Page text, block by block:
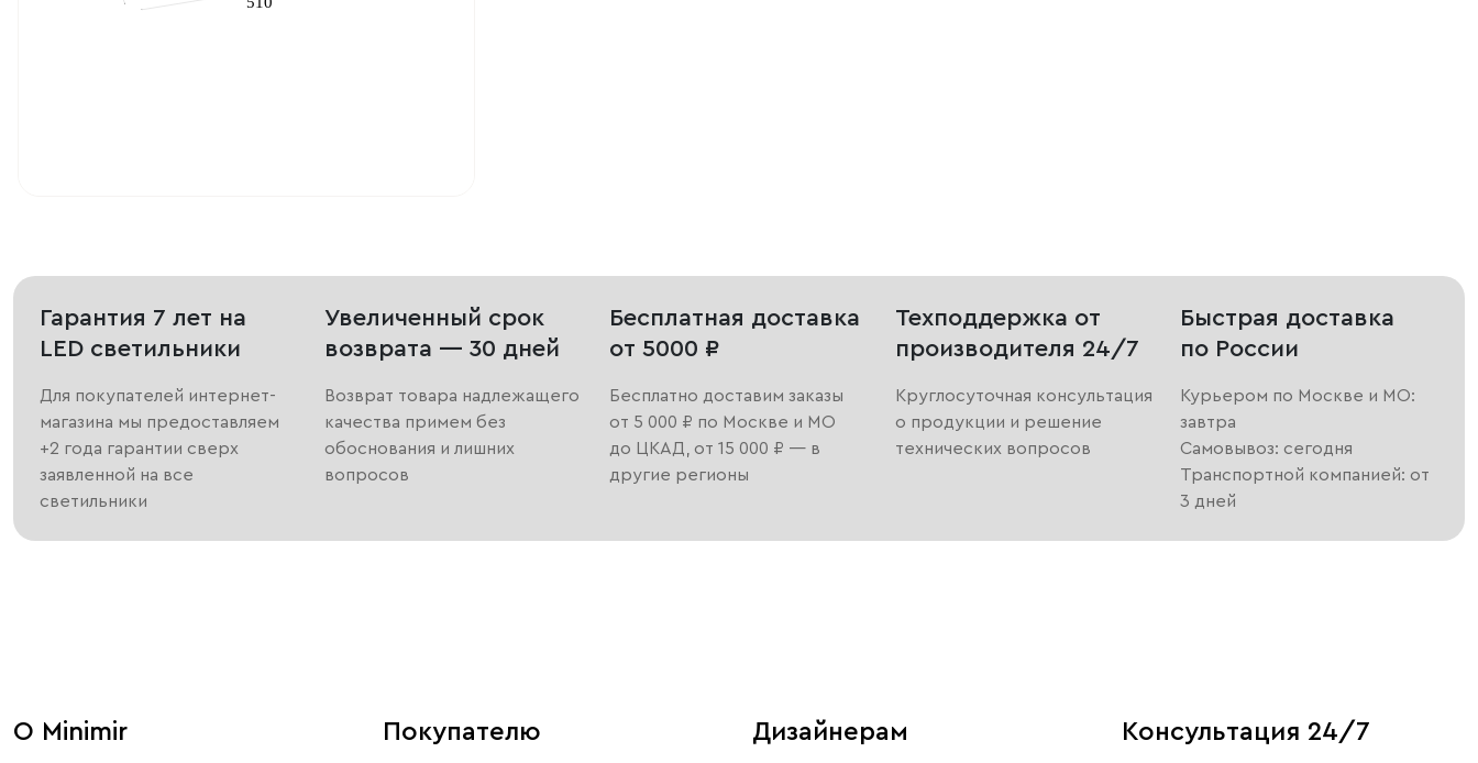
Гарантия 7 лет на
LED светильники
Для покупателей интернет-
магазина мы предоставляем
+2 года гарантии сверх
заявленной на все
светильники
Увеличенный срок
возврата — 30 дней
Возврат товара надлежащего
качества примем без
обоснования и лишних
вопросов
Бесплатная доставка
от 5000 ₽
Бесплатно доставим заказы
от 5 000 ₽ по Москве и МО
до ЦКАД, от 15 000 ₽ — в
другие регионы
Техподдержка от
производителя 24/7
Круглосуточная консультация
о продукции и решение
технических вопросов
Быстрая доставка
по России
Курьером по Москве и МО:
завтра
Самовывоз: сегодня
Транспортной компанией: от
3 дней
О Minimir Покупателю Дизайнерам Консультация 24/7